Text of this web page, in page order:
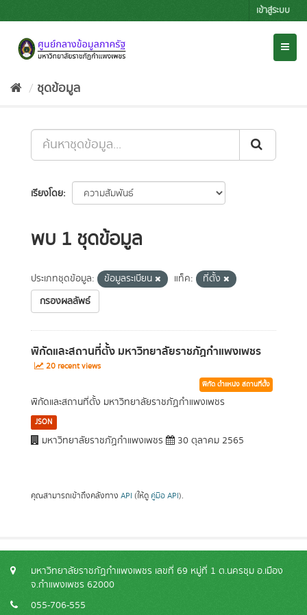
to
เข้าสู่ระบบ
ชุดข้อมูล
เรียงโดย
พบ 1 ชุดข้อมูล
ประเภทชุดข้อมูล: ข้อมูลระเบียน แท็ค:
ที่ตั้ง
กรองผลลัพธ์
พิกัดและสถานที่ตั้ง มหาวิทยาลัยราชภัฏกำแพงเพชร
20 recent views
พิกัด ตำแหน่ง สถานที่ตั้ง
พิกัดและสถานที่ตั้ง มหาวิทยาลัยราชภัฏกำแพงเพชร
JSON
มหาวิทยาลัยราชภัฏกำแพงเพชร 30 ตุลาคม 2565
คุณสามารถเข้าถึงคลังทาง API (ให้ดู คู่มือ API).
มหาวิทยาลัยราชภัฏกำแพงเพชร เลขที่ 69 หมู่ที่ 1 ต.นครชุม อ.เมือง
จ.กำแพงเพชร 62000
055-706-555